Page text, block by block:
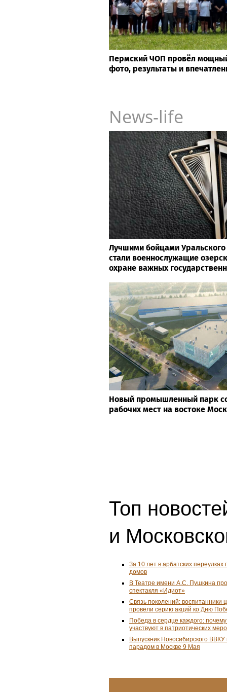
Пермский ЧОП провёл
фото, результаты и
News-life
Лучшими бойцами Уральского
стали военнослужащие
охране важных
Новый промышленный парк
рабочих мест на востоке
Топ
и
За 10 лет в арбатских переулках
домов
В Театре имени А.С. Пушкина
спектакля «Идиот»
Связь поколений: воспитанники
провели серию акций ко Дню
Победа в сердце каждого:
участвуют в патриотических
Выпускник Новосибирского
парадом в Москве 9 Мая